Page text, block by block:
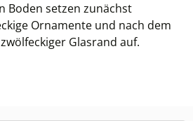
Boden setzen zunächst
Ornamente und nach dem
Glasrand auf.